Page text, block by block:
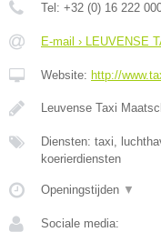
Tel: +32 (0) 16 222
E-mail › LEUVENSE
Website: http://
Leuvense Taxi
Diensten: taxi,
koerierdiensten
Openingstijden ▼
Sociale media: